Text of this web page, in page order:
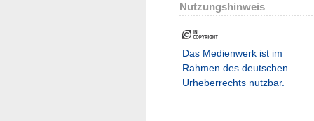
Nutzungshinweis
Das Medienwerk ist im
Rahmen des deutschen
Urheberrechts nutzbar.